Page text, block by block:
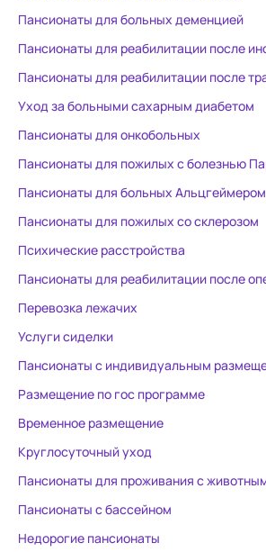
Пансионаты для больных деменцией
Пансионаты для реабилитации после
Пансионаты для реабилитации после
Уход за больными сахарным диабетом
Пансионаты для онкобольных
Пансионаты для пожилых с болезнью
Пансионаты для больных Альцгеймером
Пансионаты для пожилых со склерозом
Психические расстройства
Пансионаты для реабилитации после
Перевозка лежачих
Услуги сиделки
Пансионаты с индивидуальным
Размещение по гос программе
Временное размещение
Круглосуточный уход
Пансионаты для проживания с
Пансионаты с бассейном
Недорогие пансионаты